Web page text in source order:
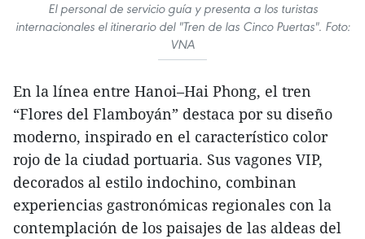
El personal de servicio guía y presenta a los turistas
internacionales el itinerario del "Tren de las Cinco Puertas". Foto:
VNA
En la línea entre Hanoi–Hai Phong, el tren
“Flores del Flamboyán” destaca por su diseño
moderno, inspirado en el característico color
rojo de la ciudad portuaria. Sus vagones VIP,
decorados al estilo indochino, combinan
experiencias gastronómicas regionales con la
contemplación de los paisajes de las aldeas del